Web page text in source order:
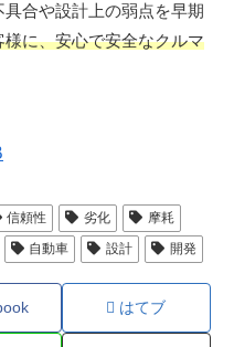
合や設計上の弱点を早期
様に、安心で安全なクルマ
信頼性 劣化
摩耗
自動車 設計 開発
はてブ